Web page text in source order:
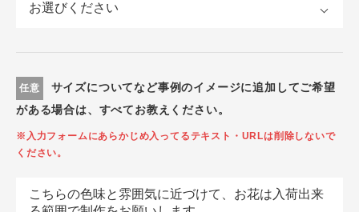
任意
サイズについてなど事例のイメージに追加してご希望
がある場合は、すべてお教えください。
※入力フォームにあらかじめ入ってるテキスト・URLは削除しないで
ください。